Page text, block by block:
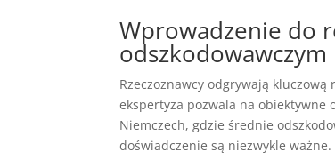
Wprowadzenie do
odszkodowawczym
Rzeczoznawcy odgrywają
ekspertyza pozwala na obiektywne
Niemczech, gdzie średnie
doświadczenie są niezwykle ważne.